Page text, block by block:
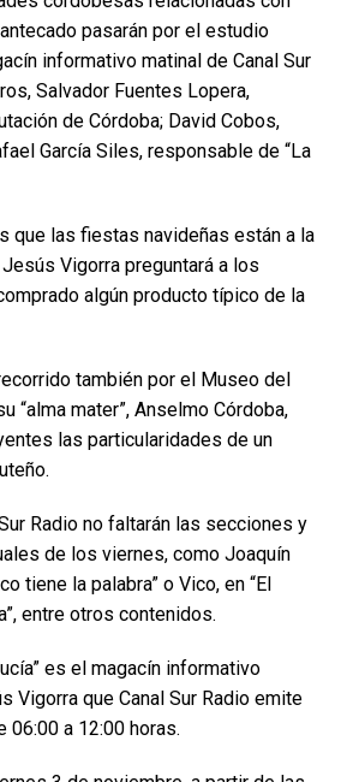
pasarán por el estudio
informativo matinal de Canal Sur
Salvador Fuentes Lopera,
de Córdoba; David Cobos,
García Siles, responsable de “La
que las fiestas navideñas están a la
Vigorra preguntará a los
algún producto típico de la
también por el Museo del
“alma mater”, Anselmo Córdoba,
las particularidades de un
Radio no faltarán las secciones y
de los viernes, como Joaquín
tiene la palabra” o Vico, en “El
entre otros contenidos.
es el magacín informativo
Vigorra que Canal Sur Radio emite
06:00 a 12:00 horas.